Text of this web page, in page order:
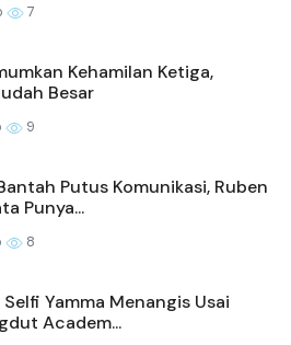
7
Kehamilan Ketiga,
Besar
9
Putus Komunikasi, Ruben
Punya...
8
Yamma Menangis Usai
Academ...